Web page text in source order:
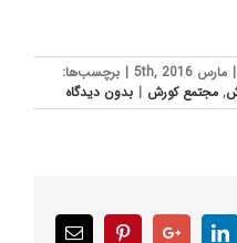
| مارس 5th, 2016 | برچسب‌ها:
, مجتمع کورش | بدون ديدگاه
LinkedIn
Google+
Pinterest
Email